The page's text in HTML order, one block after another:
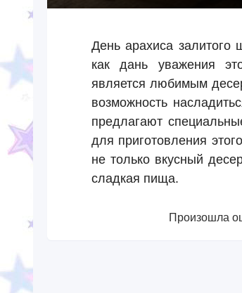
День арахиса
как дань уважения
является любимым
возможность
предлагают
для приготовления
не только вкусный
сладкая пища.
Произошла